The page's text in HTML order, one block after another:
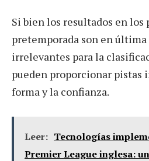
Si bien los resultados en los
pretemporada son en
irrelevantes para la
pueden proporcionar pistas
forma y la confianza.
Leer: Tecnologías
Premier League inglesa: